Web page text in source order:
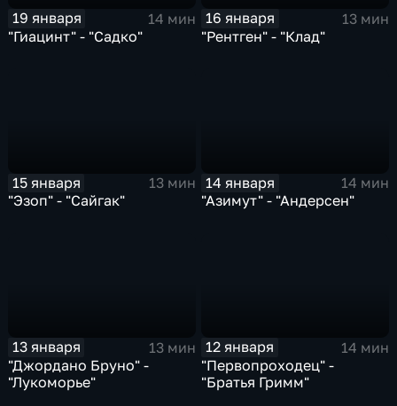
19 января
14 мин
"Гиацинт" - "Садко"
16 января
13 мин
"Рентген" - "Клад"
15 января
13 мин
"Эзоп" - "Сайгак"
14 января
14 мин
"Азимут" - "Андерсен"
13 января
13 мин
"Джордано Бруно" -
"Лукоморье"
12 января
14 мин
"Первопроходец" -
"Братья Гримм"